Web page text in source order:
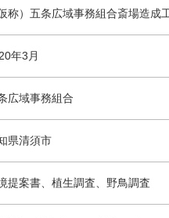
仮称）五条広域事務組合斎場造成
年3月
広域事務組合
県清須市
提案書、植生調査、野鳥調査